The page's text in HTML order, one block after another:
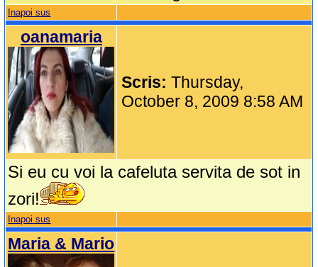
Inapoi sus
oanamaria
Scris:Thursday,
October 8, 2009 8:58 AM
Si eu cu voi la cafeluta servita de sot in
zori!
Inapoi sus
Maria & Mario